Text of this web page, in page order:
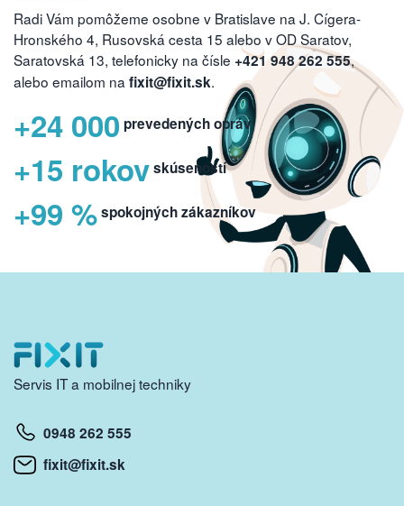
Radi Vám pomôžeme osobne v Bratislave na J. Cígera-
Hronského 4, Rusovská cesta 15 alebo v OD Saratov,
Saratovská 13, telefonicky na čísle +421 948 262 555,
alebo emailom na fixit@fixit.sk.
+24 000 prevedených opráv
+15 rokovskúseností
+99 %spokojných zákazníkov
Servis IT a mobilnej techniky
0948 262 555
fixit@fixit.sk